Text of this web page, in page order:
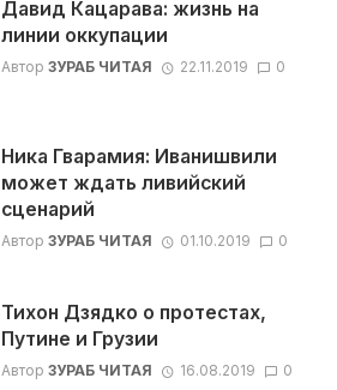
Давид Кацарава: жизнь на
линии оккупации
Автор ЗУРАБ ЧИТАЯ 22.11.2019 0
Ника Гварамия: Иванишвили
может ждать ливийский
сценарий
Автор ЗУРАБ ЧИТАЯ 01.10.2019 0
Тихон Дзядко о протестах,
Путине и Грузии
Автор ЗУРАБ ЧИТАЯ 16.08.2019 0